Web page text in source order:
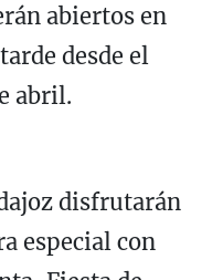
abiertos en
desde el
abril.
disfrutarán
especial con